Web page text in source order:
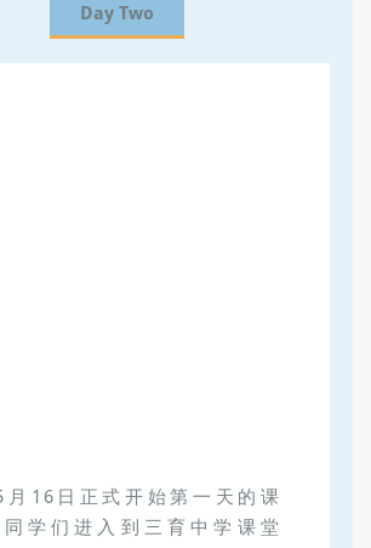
Day Two
月16日正式开始第一天的课
学们进入到三育中学课堂